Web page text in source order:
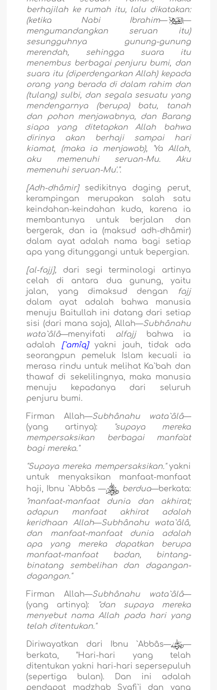
berhajilah ke rumah itu, lalu dikatakan:
(ketika Nabi Ibrahim—`
—
mengumandangkan seruan itu)
sesungguhnya gunung-gunung
merendah, sehingga suara itu
menembus berbagai penjuru bumi, dan
suara itu (diperdengarkan Allah) kepada
orang yang berada di dalam rahim dan
(tulang) sulbi, dan segala sesuatu yang
mendengarnya (berupa) batu, tanah
dan pohon menjawabnya, dan Barang
siapa yang ditetapkan Allah bahwa
dirinya akan berhaji sampai hari
kiamat, (maka ia menjawab), 'Ya Allah,
aku memenuhi seruan-Mu. Aku
memenuhi seruan-Mu'.".
[Adh-dhâmir]
sedikitnya daging perut,
kerampingan merupakan salah satu
keindahan-keindahan kuda, karena ia
membantunya untuk berjalan dan
bergerak, dan ia (maksud adh-dhâmir)
dalam ayat adalah nama bagi setiap
apa yang ditunggangi untuk bepergian.
[al-fajj],
dari segi terminologi artinya
celah di antara dua gunung, yaitu
jalan, yang dimaksud dengan
fajj
dalam ayat adalah bahwa manusia
menuju Baitullah ini datang dari setiap
sisi (dari mana saja), Allah—Subhânahu
wata`âlâ—menyifati alfajjbahwa ia
adalah [`amîq]yakni jauh, tidak ada
seorangpun pemeluk Islam kecuali ia
merasa rindu untuk melihat Ka`bah dan
thawaf di sekelilingnya, maka manusia
menuju kepadanya dari seluruh
penjuru bumi.
Firman Allah—Subhânahu wata`âlâ—
(yang artinya):
"supaya mereka
mempersaksikan berbagai manfa'at
bagi mereka."
"Supaya mereka mempersaksikan."yakni
untuk menyaksikan manfaat-manfaat
haji, Ibnu `Abbâs —
berdua—berkata:
"manfaat-manfaat dunia dan akhirat;
adapun manfaat akhirat adalah
keridhaan Allah—Subhânahu wata`âlâ,
dan manfaat-manfaat dunia adalah
apa yang mereka dapatkan berupa
manfaat-manfaat badan, bintang-
binatang sembelihan dan dagangan-
dagangan."
Firman Allah—Subhânahu wata`âlâ—
(yang artinya):
"dan supaya mereka
menyebut nama Allah pada hari yang
telah ditentukan."
Diriwayatkan dari Ibnu `Abbâs—
—
berkata, "Hari-hari yang telah
ditentukan yakni hari-hari sepersepuluh
(sepertiga bulan). Dan ini adalah
pendapat madzhab Syafi`i dan yang